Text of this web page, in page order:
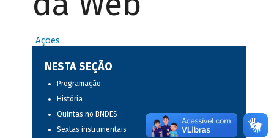
Ações
NESTA SEÇÃO
Programação
História
Quintas no BNDES
Sextas instrumentais